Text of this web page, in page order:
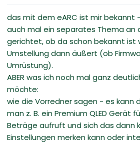
das mit dem eARC ist mir bekannt
auch mal ein separates Thema an
gerichtet, ob da schon bekannt ist
Umstellung dann äußert (ob
Umrüstung).
ABER was ich noch mal ganz
möchte:
wie die Vorredner sagen - es kann
man z. B. ein Premium QLED Gerät
Beträge aufruft und sich das dann
Einstellungen merken kann oder